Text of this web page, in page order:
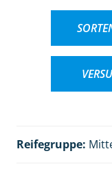
Reifegruppe: